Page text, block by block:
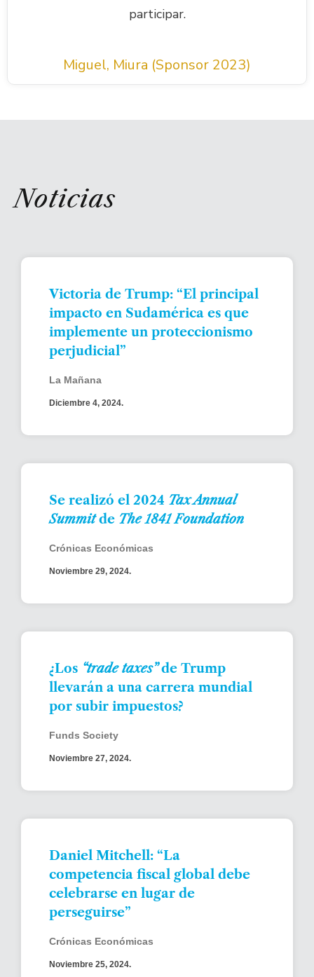
participar.
Miguel, Miura (Sponsor 2023)
Noticias
Victoria de Trump: “El principal
impacto en Sudamérica es que
implemente un proteccionismo
perjudicial”
La Mañana
Diciembre 4, 2024.
Se realizó el 2024 Tax Annual
Summitde The 1841 Foundation
Crónicas Económicas
Noviembre 29, 2024.
¿Los “trade taxes”de Trump
llevarán a una carrera mundial
por subir impuestos?
Funds Society
Noviembre 27, 2024.
Daniel Mitchell: “La
competencia fiscal global debe
celebrarse en lugar de
perseguirse”
Crónicas Económicas
Noviembre 25, 2024.